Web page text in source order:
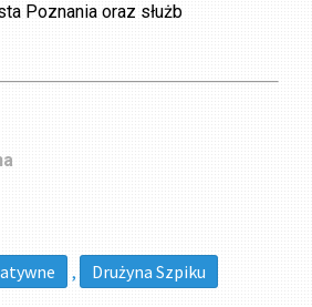
Poznania oraz służb
, Drużyna Szpiku